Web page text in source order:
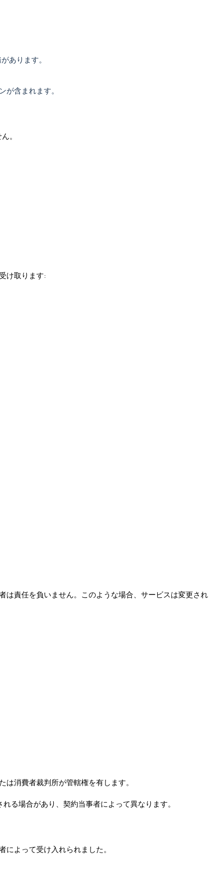
あります。
含まれます。
。
け取ります:
は責任を負いません。このような場合、サービスは変更され
消費者裁判所が管轄権を有します。
る場合があり、契約当事者によって異なります。
よって受け入れられました。